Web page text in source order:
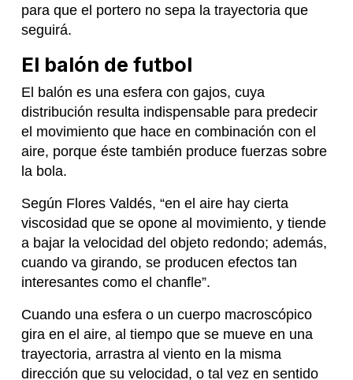
para que el portero no sepa la trayectoria que
seguirá.
El balón de futbol
El balón es una esfera con gajos, cuya
distribución resulta indispensable para predecir
el movimiento que hace en combinación con el
aire, porque éste también produce fuerzas sobre
la bola.
Según Flores Valdés, “en el aire hay cierta
viscosidad que se opone al movimiento, y tiende
a bajar la velocidad del objeto redondo; además,
cuando va girando, se producen efectos tan
interesantes como el chanfle”.
Cuando una esfera o un cuerpo macroscópico
gira en el aire, al tiempo que se mueve en una
trayectoria, arrastra al viento en la misma
dirección que su velocidad, o tal vez en sentido